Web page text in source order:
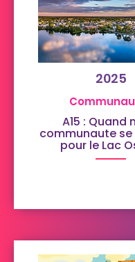
2025
A15 : Quand
communaute
pour le Lac